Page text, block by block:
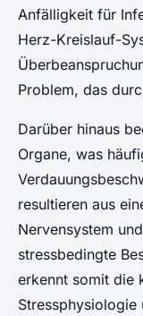
Anfälligkeit für
Herz-Kreislauf-
Problem, das
Darüber hinaus
Organe, was
resultieren aus
Nervensystem
stressbedingte
erkennt somit die
Stressphysiologie